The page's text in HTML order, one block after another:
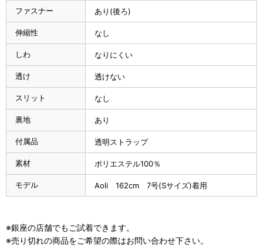
ファスナー あり(後ろ)
伸縮性 なし
しわ なりにくい
透け 透けない
スリット なし
裏地 あり
付属品 透明ストラップ
素材 ポリエステル100％
モデル Aoli 162cm 7号(Sサイズ)着用
※銀座の店舗でもご試着できます。
※売り切れの商品をご希望の際はお問い合わせ下さい。